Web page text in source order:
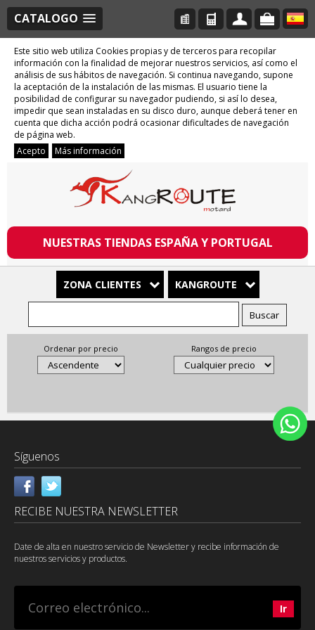
CATALOGO
Este sitio web utiliza Cookies propias y de terceros para recopilar
información con la finalidad de mejorar nuestros servicios, así como el
análisis de sus hábitos de navegación. Si continua navegando, supone
la aceptación de la instalación de las mismas. El usuario tiene la
posibilidad de configurar su navegador pudiendo, si así lo desea,
impedir que sean instaladas en su disco duro, aunque deberá tener en
cuenta que dicha acción podrá ocasionar dificultades de navegación
de página web.
Acepto
Más información
NUESTRAS TIENDAS ESPAÑA Y PORTUGAL
ZONA CLIENTES KANGROUTE
Ordenar por precio Rangos de precio
Síguenos
RECIBE NUESTRA NEWSLETTER
Date de alta en nuestro servicio de Newsletter y recibe información de
nuestros servicios y productos.